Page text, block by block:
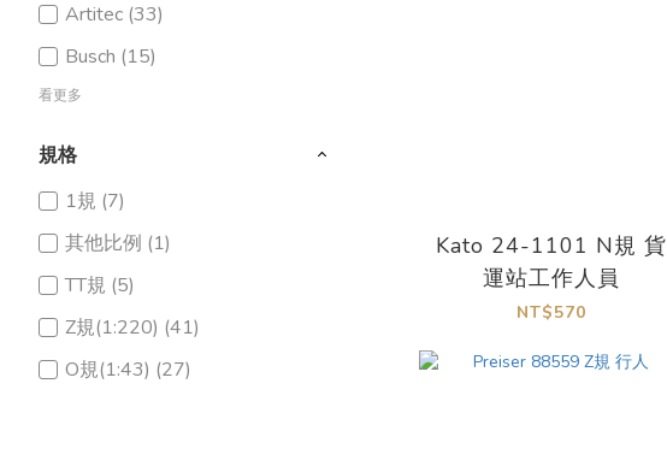
Artitec (33)
Busch (15)
看更多
規格
1規 (7)
其他比例 (1)
TT規 (5)
Z規(1:220) (41)
O規(1:43) (27)
Kato 24-1101 N規 貨
運站工作人員
NT$570